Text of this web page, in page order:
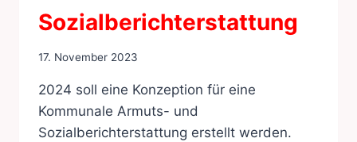
Sozialberichterstattung
17. November 2023
2024 soll eine Konzeption für eine
Kommunale Armuts- und
Sozialberichterstattung erstellt werden.